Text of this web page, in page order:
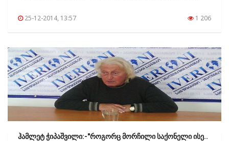
25-12-2014, 13:57 1 206
ჰამლეტ ჭიპაშვილი:-"როგორც მორჩილი საქონელი ისე..